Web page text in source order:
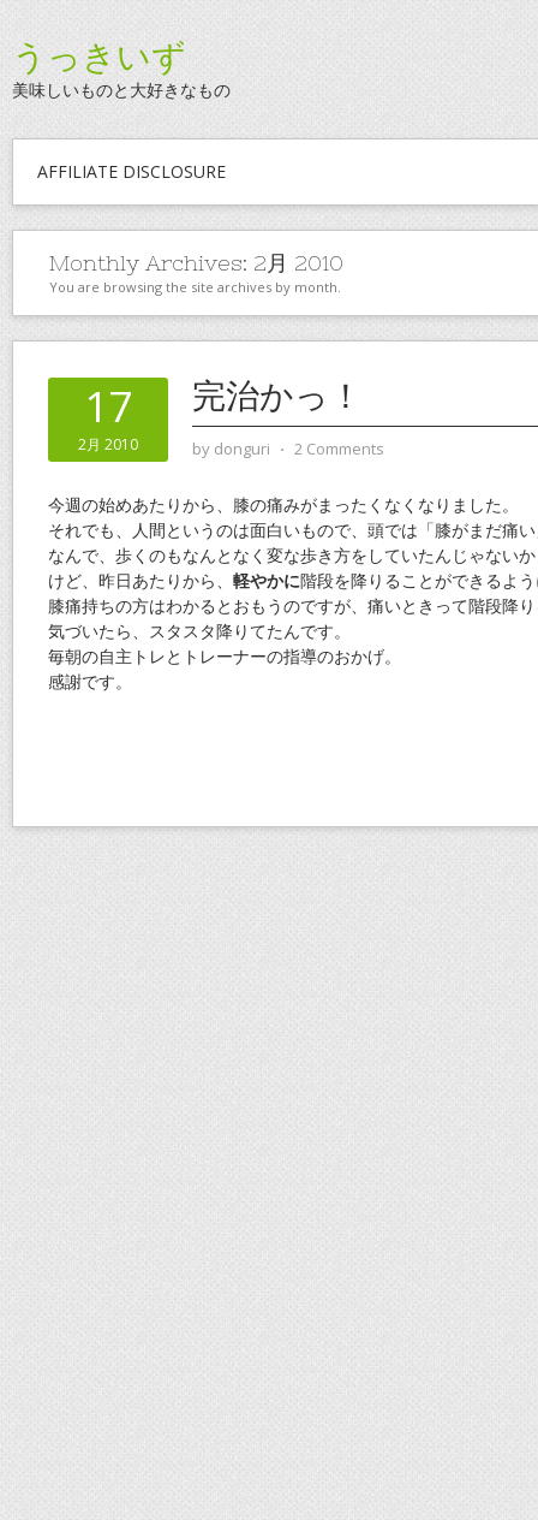
うっきいず
美味しいものと大好きなもの
AFFILIATE DISCLOSURE
Monthly Archives: 2月 2010
You are browsing the site archives by month.
17
2月 2010
完治かっ！
by donguri ⋅ 2 Comments
今週の始めあたりから、膝の痛みがまったくなくなりました。
それでも、人間というのは面白いもので、頭では「膝がまだ痛
なんで、歩くのもなんとなく変な歩き方をしていたんじゃない
けど、昨日あたりから、 軽やかに階段を降りることができるよ
膝痛持ちの方はわかるとおもうのですが、痛いときって階段降
気づいたら、スタスタ降りてたんです。
毎朝の自主トレとトレーナーの指導のおかげ。
感謝です。